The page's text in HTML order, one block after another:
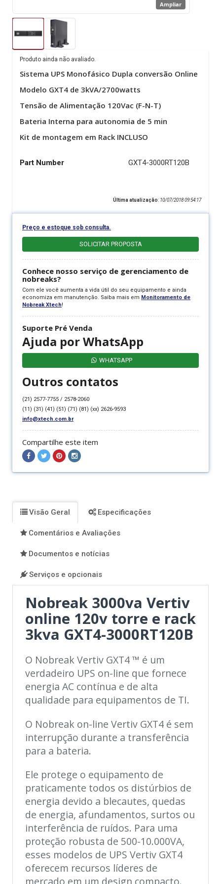
Ampliar
Produto ainda não avaliado.
Sistema UPS Monofásico Dupla conversão Online
Modelo GXT4 de 3kVA/2700watts
Tensão de Alimentação 120Vac (F-N-T)
Bateria Interna para autonomia de 5 min
Kit de montagem em Rack INCLUSO
Part Number GXT4-3000RT120B
Última atualização: 10/07/2018 09:54:17
Preço e estoque sob consulta.
SOLICITAR PROPOSTA
Conhece nosso serviço de gerenciamento de
nobreaks?
Com ele você aumenta a vida útil do seu equipamento e ainda
economiza em manutenção. Saiba mais em Monitoramento de
Nobreak Xtech!
Suporte Pré Venda
Ajuda por WhatsApp
WHATSAPP
Outros contatos
(21) 2577-7755 / 2578-2060
(11) (31) (41) (51) (71) (81) (xx) 2626-9593
info@xtech.com.br
Compartilhe este item
Compartilhar
Compartilhar
Compartilhar
Compartilhar
Visão Geral Especificações
Comentários e Avaliações
Documentos e notícias
Serviços e opcionais
Nobreak 3000va Vertiv
online 120v torre e rack
3kva GXT4-3000RT120B
O Nobreak Vertiv GXT4 ™ é um
verdadeiro UPS on-line que fornece
energia AC contínua e de alta
qualidade para equipamentos de TI.
O Nobreak on-line Vertiv GXT4 é sem
interrupção durante a transferência
para a bateria.
Ele protege o equipamento de
praticamente todos os distúrbios de
energia devido a blecautes, quedas
de energia, afundamentos, surtos ou
interferência de ruídos. Para uma
proteção robusta de 500-10.000VA,
esses modelos de UPS Vertiv GXT4
oferecem recursos líderes de